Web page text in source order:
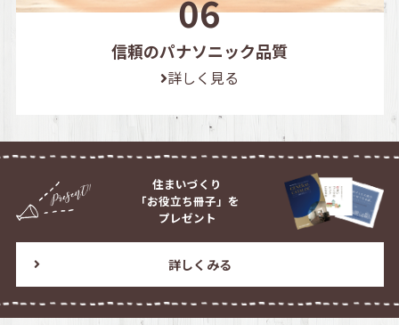
信頼のパナソニック品質
詳しく見る
住まいづくり
「お役立ち冊子」を
プレゼント
詳しくみる